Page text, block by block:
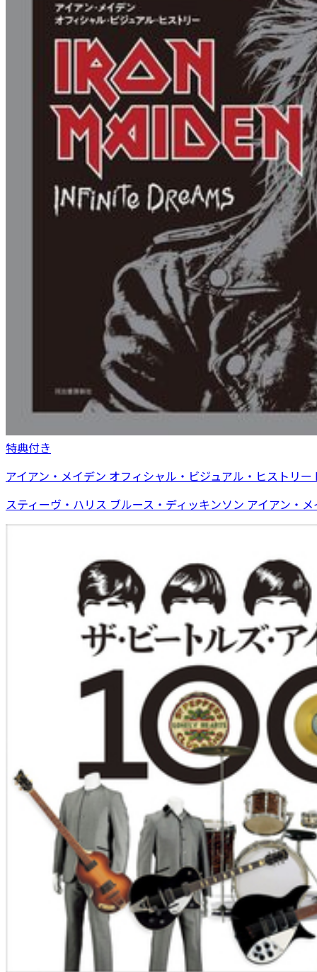
特典付き
アイアン・メイデン オフィシャル・ビジュアル・ヒストリ
スティーヴ・ハリス ブルース・ディッキンソン アイアン・